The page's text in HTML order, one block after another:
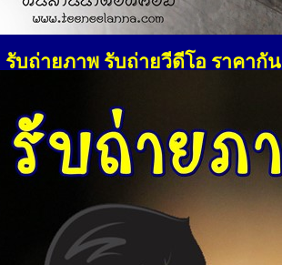
รับถ่ายภาพ รับถ่ายวีดีโอ ราคากั